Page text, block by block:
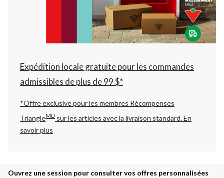
à
22:00
cliquer
pour
changer
Expédition locale gratuite pour les commandes
admissibles de plus de 99 $*
*Offre exclusive pour les membres Récompenses
TriangleMD sur les articles avec la livraison standard.En
savoir plus
Ouvrez une session pour consulter vos offres personnalisées